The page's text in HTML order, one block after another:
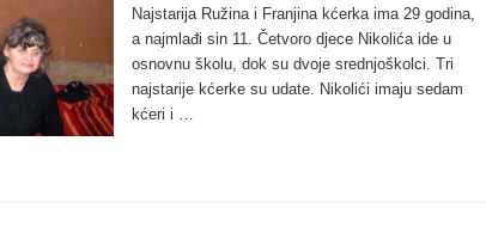
Najstarija Ružina i Franjina kćerka ima 29 godina,
a najmlađi sin 11. Četvoro djece Nikolića ide u
osnovnu školu, dok su dvoje srednjoškolci. Tri
najstarije kćerke su udate. Nikolići imaju sedam
kćeri i …